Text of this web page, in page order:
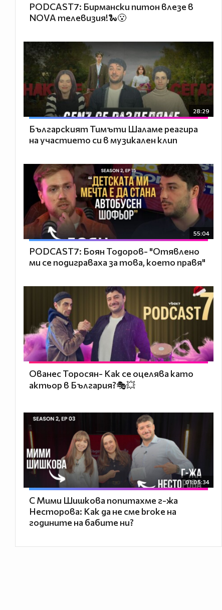
PODCAST7: Бирмански питон влезе в
NOVA телевизия!🐍😮
28:29
Българският Тимъти Шаламе реагира
на участието си в музикален клип
55:04
PODCAST7: ‪Боян Тодоров- "Отявлено
ми се подиграваха за това, което правя"
Ованес Торосян- Как се оцелява като
актьор в България?🎭💥
01:05:34
С Мими Шишкова попитахме г-жа
Несторова: Как да не сме broke на
годините на бабите ни?